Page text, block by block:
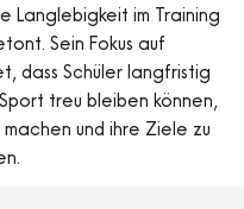
Langlebigkeit im Training
Sein Fokus auf
dass Schüler langfristig
treu bleiben können,
und ihre Ziele zu